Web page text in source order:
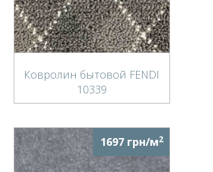
Ковролин бытовой FENDI
10339
1697 грн/м2